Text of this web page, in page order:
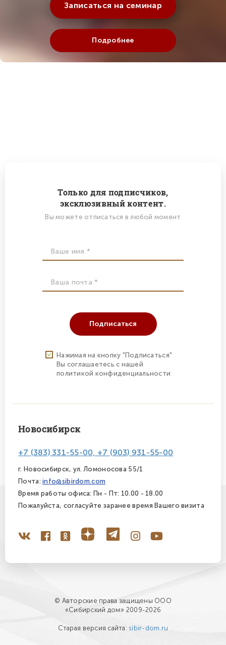
Записаться на семинар
Подробнее
Только для подписчиков,
эксклюзивный контент.
Вы можете отписаться в любой момент
Подписаться
Нажимая на кнопку "Подписаться"
Вы соглашаетесь с нашей
политикой конфиденциальности
Новосибирск
+7 (383) 331-55-00, +7 (903) 931-55-00
г. Новосибирск, ул. Ломоносова 55/1
Почта:info@sibirdom.com
Время работы офиса: Пн - Пт: 10.00 - 18.00
Пожалуйста, согласуйте заранее время Вашего визита
© Авторские права защищены ООО
«Сибирский дом» 2009-2026
Старая версия сайта: sibir-dom.ru